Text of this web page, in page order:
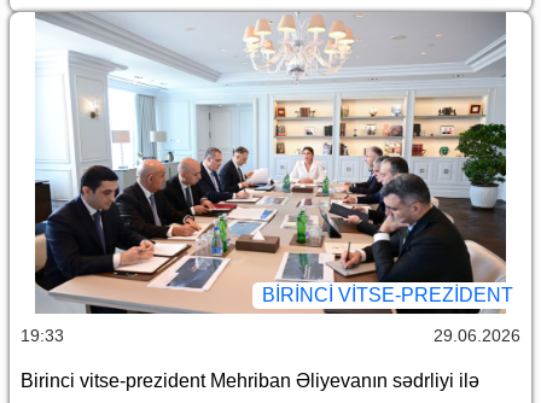
BIRINCI VITSE-PREZIDENT
19:33 29.06.2026
Birinci vitse-prezident Mehriban Əliyevanın sədrliyi ilə